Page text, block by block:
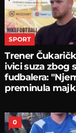
SPORT
Trener
ivici suza zbog
fudbalera:
preminula
0